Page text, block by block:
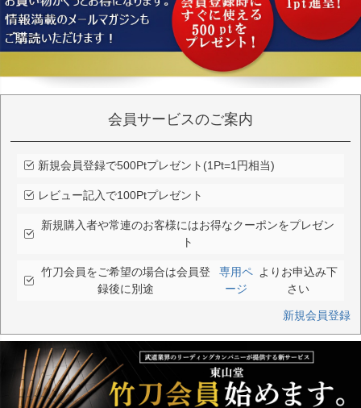
会員サービスのご案内
新規会員登録で500Ptプレゼント(1Pt=1円相当)
レビュー記入で100Ptプレゼント
新規購入者や常連のお客様にはお得なクーポンをプレゼン
ト
竹刀会員をご希望の場合は会員登
録後に別途
専用ペ
ージ
よりお申込み下
さい
新規会員登録